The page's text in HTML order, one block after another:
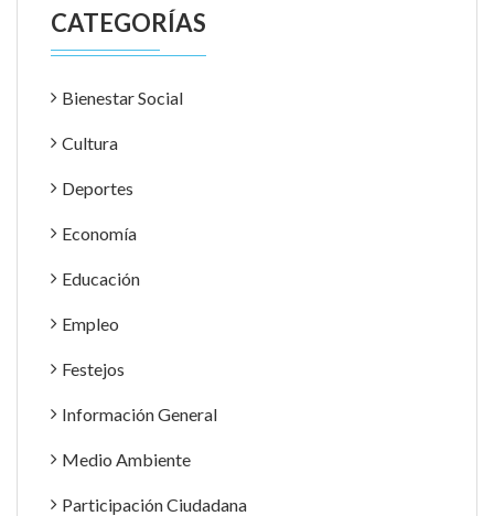
CATEGORÍAS
Bienestar Social
Cultura
Deportes
Economía
Educación
Empleo
Festejos
Información General
Medio Ambiente
Participación Ciudadana